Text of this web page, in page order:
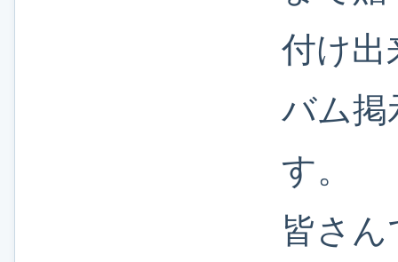
付け出
バム掲
す。
皆さ